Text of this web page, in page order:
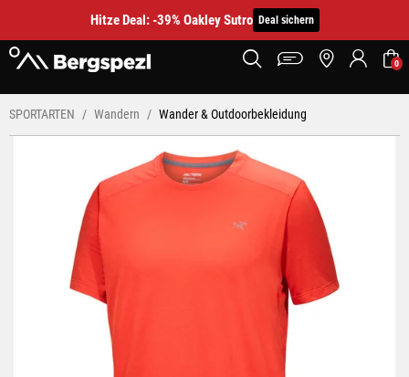
Hitze Deal: -39% Oakley Sutro Deal sichern
0
SPORTARTEN Wandern Wander & Outdoorbekleidung